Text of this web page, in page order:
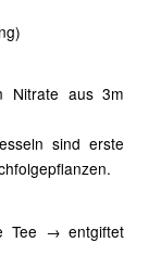
Nitrate aus 3m
sind erste
Tee → entgiftet